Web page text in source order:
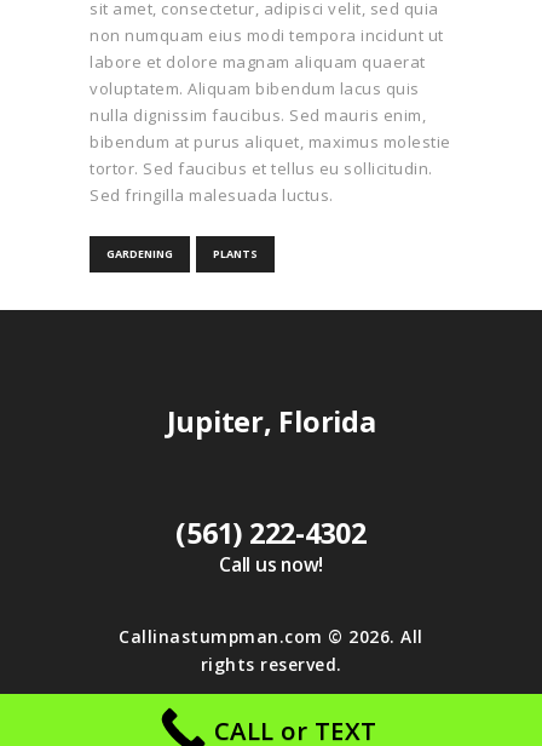
sit amet, consectetur, adipisci velit, sed quia
non numquam eius modi tempora incidunt ut
labore et dolore magnam aliquam quaerat
voluptatem. Aliquam bibendum lacus quis
nulla dignissim faucibus. Sed mauris enim,
bibendum at purus aliquet, maximus molestie
tortor. Sed faucibus et tellus eu sollicitudin.
Sed fringilla malesuada luctus.
GARDENING PLANTS
Jupiter, Florida
(561) 222-4302
Call us now!
Callinastumpman.com © 2026. All
rights reserved.
CALL or TEXT